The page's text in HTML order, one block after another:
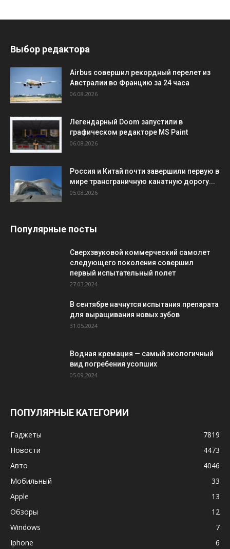
Выбор редактора
Airbus совершил рекордный перелет из
Австралии во Францию за 24 часа
06.08.2026
Легендарный Doom запустили в
графическом редакторе MS Paint
06.08.2026
Россия и Китай почти завершили первую в
мире трансграничную канатную дорогу...
05.08.2026
Популярные посты
Сверхзвуковой коммерческий самолет
следующего поколения совершил
первый испытательный полет
27.03.2024
В сентябре начнутся испытания препарата
для выращивания новых зубов
31.05.2024
Водная кремация — самый экологичный
вид погребения усопших
05.09.2024
ПОПУЛЯРНЫЕ КАТЕГОРИИ
Гаджеты
7819
Новости
4473
Авто
4046
Мобильный
33
Apple
13
Обзоры
12
Windows
7
Iphone
6